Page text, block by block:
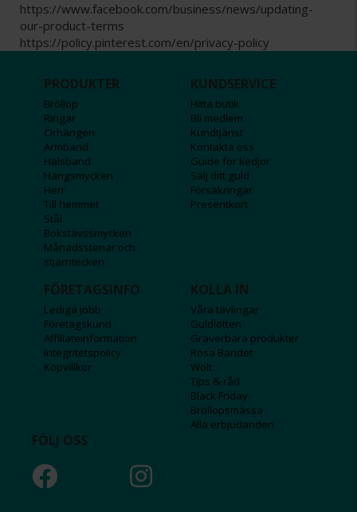
https://www.facebook.com/business/news/updating-
our-product-terms
https://policy.pinterest.com/en/privacy-policy
PRODUKTER
Bröllop
Ringar
Örhängen
Armband
Halsband
Hängsmycken
Herr
Till hemmet
Stål
Bokstavssmycken
Månadsstenar och
stjärntecken
KUNDSERVICE
Hitta butik
Bli medlem
Kundtjänst
Kontakta oss
Guide för kedjor
Sälj ditt guld
Försäkringar
Presentkort
FÖRETAGSINFO
Lediga jobb
Företagskund
Affiliateinformation
Integritetspolicy
Köpvillkor
KOLLA IN
Våra tävlingar
Guldlotten
Graverbara produkter
Rosa Bandet
Wolt
Tips & råd
Black Friday
Bröllopsmässa
Alla erbjudanden
FÖLJ OSS